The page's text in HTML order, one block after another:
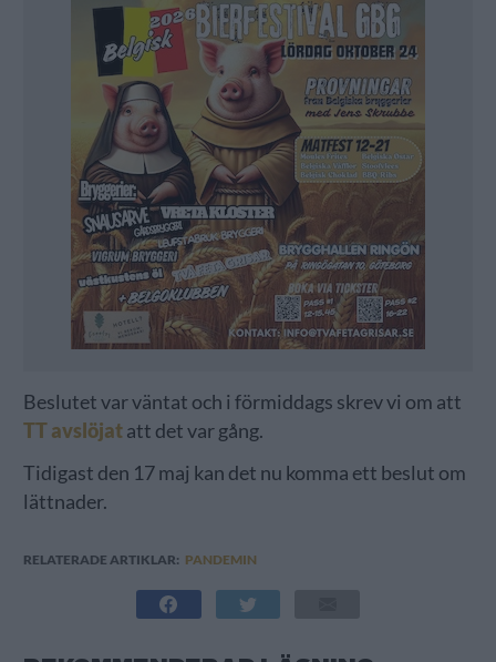
Beslutet var väntat och i förmiddags skrev vi om att
TT avslöjatatt det var gång.
Tidigast den 17 maj kan det nu komma ett beslut om
lättnader.
RELATERADE ARTIKLAR: PANDEMIN